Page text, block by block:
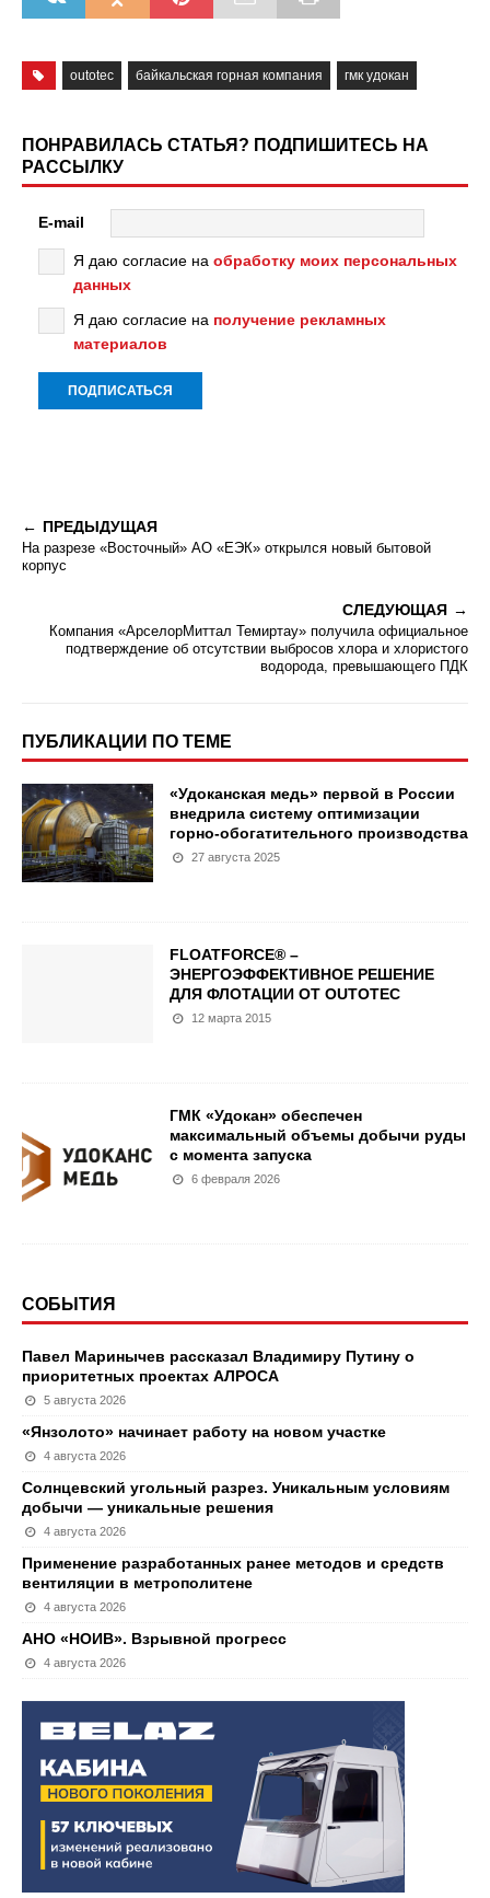
outotec байкальская горная компания гмк удокан
ПОНРАВИЛАСЬ СТАТЬЯ? ПОДПИШИТЕСЬ НА
РАССЫЛКУ
E-mail
Я даю согласие на обработку моих персональных
данных
Я даю согласие на получение рекламных
материалов
ПРЕДЫДУЩАЯ
На разрезе «Восточный» АО «ЕЭК» открылся новый бытовой
корпус
СЛЕДУЮЩАЯ
Компания «АрселорМиттал Темиртау» получила официальное
подтверждение об отсутствии выбросов хлора и хлористого
водорода, превышающего ПДК
ПУБЛИКАЦИИ ПО ТЕМЕ
«Удоканская медь» первой в России
внедрила систему оптимизации
горно-обогатительного производства
27 августа 2025
FLOATFORCE® –
ЭНЕРГОЭФФЕКТИВНОЕ РЕШЕНИЕ
ДЛЯ ФЛОТАЦИИ ОТ OUTOTEC
12 марта 2015
ГМК «Удокан» обеспечен
максимальный объемы добычи руды
с момента запуска
6 февраля 2026
СОБЫТИЯ
Павел Маринычев рассказал Владимиру Путину о
приоритетных проектах АЛРОСА
5 августа 2026
«Янзолото» начинает работу на новом участке
4 августа 2026
Солнцевский угольный разрез. Уникальным условиям
добычи — уникальные решения
4 августа 2026
Применение разработанных ранее методов и средств
вентиляции в метрополитене
4 августа 2026
АНО «НОИВ». Взрывной прогресс
4 августа 2026